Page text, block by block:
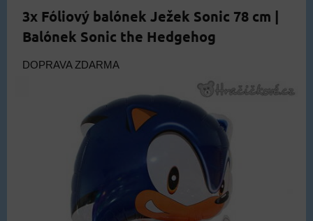
3x Fóliový balónek Ježek Sonic 78 cm |
Balónek Sonic the Hedgehog
DOPRAVA ZDARMA